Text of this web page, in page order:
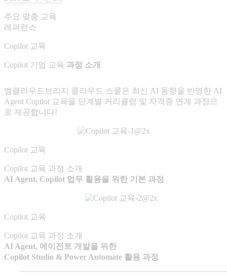
주요 맞춤 교육
레퍼런스
Copilot 교육
Copilot 기업 교육 과정 소개
엠클라우드브리지 클라우드 스쿨은 최신 AI 동향을 반영한 AI
Agent Copilot 교육을 단계별 커리큘럼 및 자격증 연계 과정으
로 제공합니다!
Copilot 교육
Copilot 교육 과정 소개
AI Agent, Copilot 업무 활용을 위한 기본 과정
Copilot 교육
Copilot 교육 과정 소개
AI Agent, 에이전트 개발을 위한
Copilot Studio & Power Automate 활용 과정